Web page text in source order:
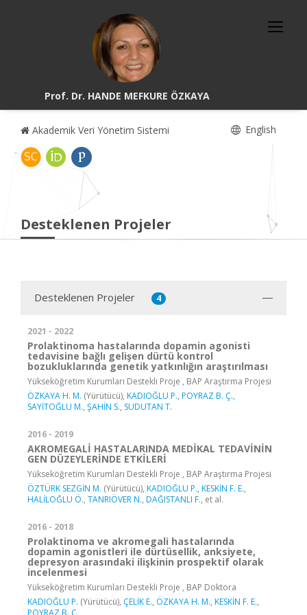
Prof. Dr. HANDE MEFKURE ÖZKAYA
Akademik Veri Yönetim Sistemi English
Desteklenen Projeler
Desteklenen Projeler 4
2021 - 2022
Prolaktinoma hastalarında dopamin agonisti
tedavisine bağlı gelişen dürtü kontrol
bozukluklarında genetik yatkınlığın araştırılması
Yükseköğretim Kurumları Destekli Proje , BAP Araştırma Projesi
ÖZKAYA H. M. (Yürütücü), KADIOĞLU P., POYRAZ B. Ç.,
SAYİTOĞLU M., ŞAHİN S., SUDUTAN T.
2016 - 2019
AKROMEGALİ HASTALARINDA MEDİKAL TEDAVİNİN
GEN DÜZEYLERİNDE ETKİLERİ
Yükseköğretim Kurumları Destekli Proje , BAP Araştırma Projesi
ÖZTÜRK SEZGİN M. (Yürütücü), KADIOĞLU P., KESKİN F. E.,
HALİLOĞLU Ö., TANRIÖVER N., DAĞISTANLI F., et al.
2016 - 2018
Prolaktinoma ve akromegali hastalarında
dopamin agonistleri ile dürtüsellik, anksiyete,
depresyon arasındaki ilişkinin prospektif olarak
incelenmesi
Yükseköğretim Kurumları Destekli Proje , BAP Doktora
KADIOĞLU P. (Yürütücü), ÇELİK E., ÖZKAYA H. M., KESKİN F. E.,
POYRAZ B. Ç.